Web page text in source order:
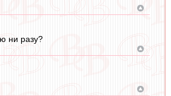
ни разу?